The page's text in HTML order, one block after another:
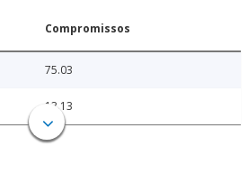
Compromissos
75.03
13.13